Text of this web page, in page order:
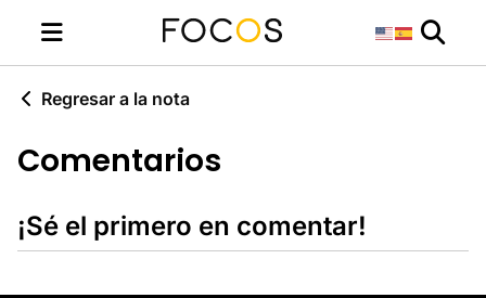
Regresar a la nota
Comentarios
¡Sé el primero en comentar!